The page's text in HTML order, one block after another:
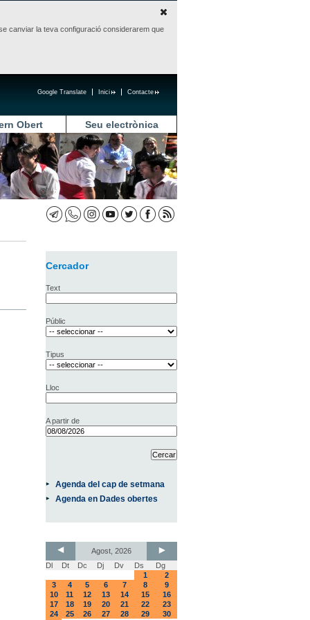
canviar la teva configuració considerarem que
Contacte
Inici
Google Translate
Obert Seu electrònica
Cercador
Text
Públic
Tipus
Lloc
A partir de
Agenda del cap de setmana
Agenda en Dades obertes
Agost, 2026
Dl
Dt Dc Dj Dv Ds
Dg
1
2
3
4 5 6 7 8
9
10
11 12 13 14 15
16
17
18 19 20 21 22
23
24
25 26 27 28 29
30